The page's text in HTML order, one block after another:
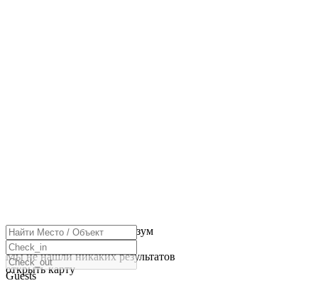
нажмите, чтобы включить зум
Загрузка карт
Мы не нашли никаких результатов
открыть карту
Guests